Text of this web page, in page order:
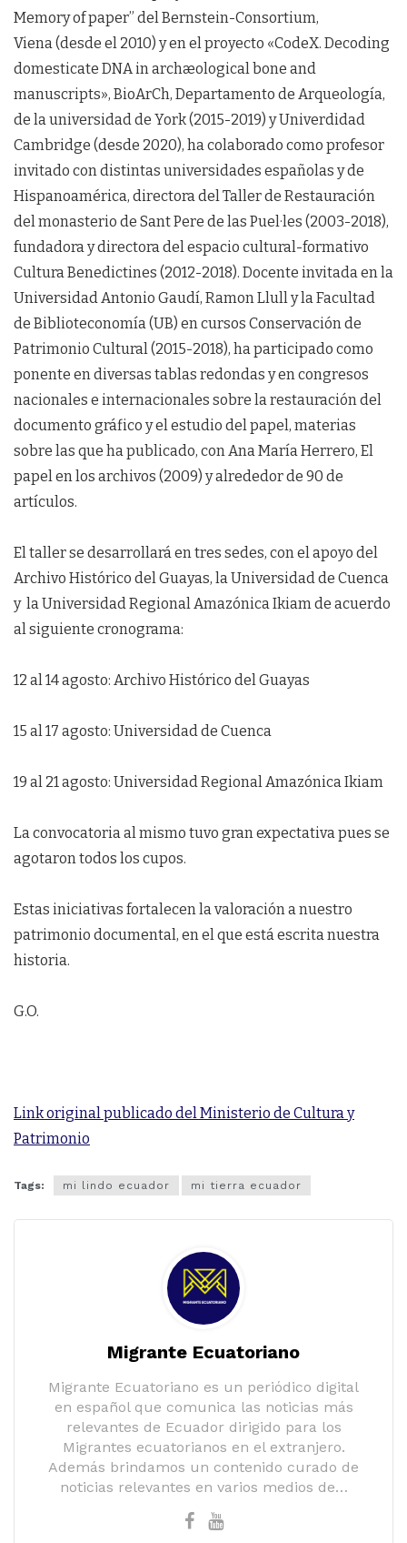
Memory of paper” del Bernstein-Consortium,
Viena (desde el 2010) y en el proyecto «CodeX. Decoding
domesticate DNA in archæological bone and
manuscripts», BioArCh, Departamento de Arqueología,
de la universidad de York (2015-2019) y Univerdidad
Cambridge (desde 2020), ha colaborado como profesor
invitado con distintas universidades españolas y de
Hispanoamérica, directora del Taller de Restauración
del monasterio de Sant Pere de las Puel·les (2003-2018),
fundadora y directora del espacio cultural-formativo
Cultura Benedictines (2012-2018). Docente invitada en la
Universidad Antonio Gaudí, Ramon Llull y la Facultad
de Biblioteconomía (UB) en cursos Conservación de
Patrimonio Cultural (2015-2018), ha participado como
ponente en diversas tablas redondas y en congresos
nacionales e internacionales sobre la restauración del
documento gráfico y el estudio del papel, materias
sobre las que ha publicado, con Ana María Herrero, El
papel en los archivos (2009) y alrededor de 90 de
artículos.
El taller se desarrollará en tres sedes, con el apoyo del
Archivo Histórico del Guayas, la Universidad de Cuenca
y la Universidad Regional Amazónica Ikiam de acuerdo
al siguiente cronograma:
12 al 14 agosto: Archivo Histórico del Guayas
15 al 17 agosto: Universidad de Cuenca
19 al 21 agosto: Universidad Regional Amazónica Ikiam
La convocatoria al mismo tuvo gran expectativa pues se
agotaron todos los cupos.
Estas iniciativas fortalecen la valoración a nuestro
patrimonio documental, en el que está escrita nuestra
historia.
G.O.
Link original publicado del Ministerio de Cultura y
Patrimonio
Tags: mi lindo ecuador mi tierra ecuador
Migrante Ecuatoriano
Migrante Ecuatoriano es un periódico digital
en español que comunica las noticias más
relevantes de Ecuador dirigido para los
Migrantes ecuatorianos en el extranjero.
Además brindamos un contenido curado de
noticias relevantes en varios medios de…